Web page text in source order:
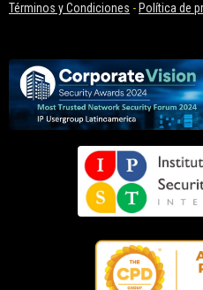
Términos y Condiciones - Política de